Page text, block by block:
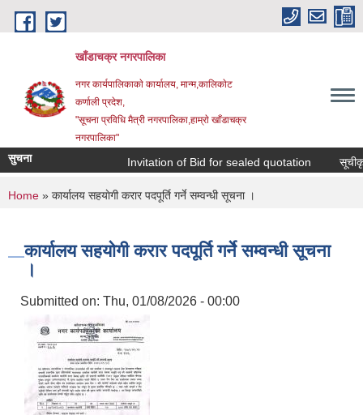
Skip to main content
खाँडाचक्र नगरपालिका
नगर कार्यपालिकाकाे कार्यालय, मान्म,कालिकाेट
क‍र्णाली प्रदेश,
"सूचना प्रविधि मैत्री नगरपालिका,हाम्राे खाँडाचक्र
नगरपालिका"
सुचना Invitation of Bid for sealed quotation सूचीकृत
You are here
Home » कार्यालय सहयाेगी करार पदपूर्ति गर्ने सम्वन्धी सूचना ।
कार्यालय सहयाेगी करार पदपूर्ति गर्ने सम्वन्धी सूचना
।
Submitted on: Thu, 01/08/2026 - 00:00